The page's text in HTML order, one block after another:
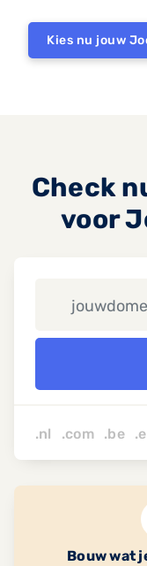
Kies nu jouw
Check
voor
.nl .com .be
Bouw wat